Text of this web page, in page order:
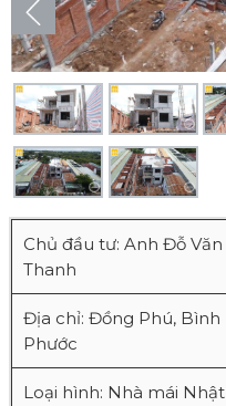
Chủ đầu tư: Anh Đỗ Văn
Thanh
Địa chỉ: Đồng Phú, Bình
Phước
Loại hình: Nhà mái Nhật